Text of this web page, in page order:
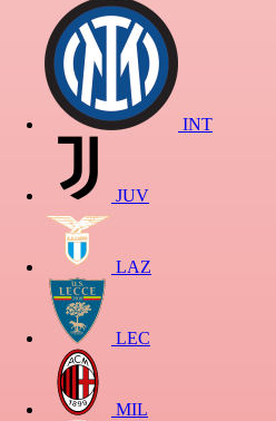
INT
JUV
LAZ
LEC
MIL